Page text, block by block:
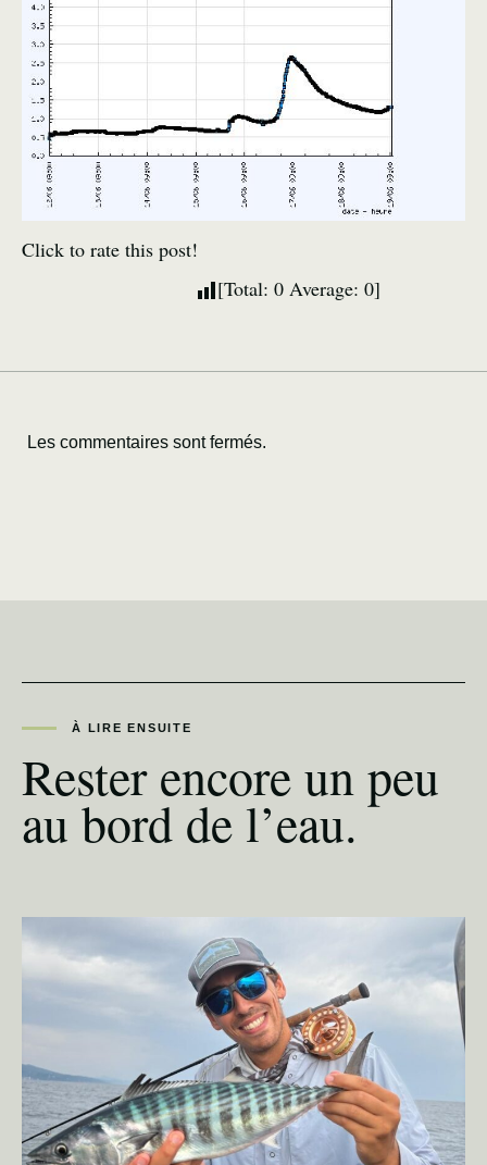
Click to rate this post!
[Total: 0 Average: 0]
Les commentaires sont fermés.
À LIRE ENSUITE
Rester encore un peu
au bord de l’eau.